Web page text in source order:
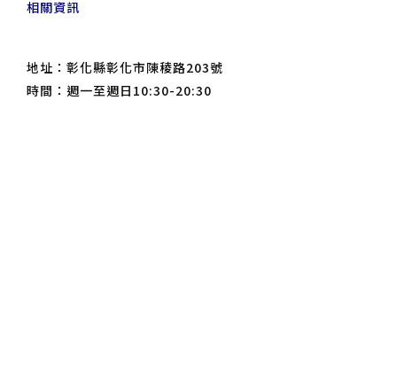
相關資訊
地址：彰化縣彰化市陳稜路203號
時間：週一至週日10:30-20:30